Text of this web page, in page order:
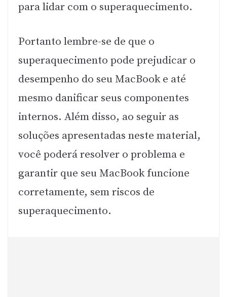
para lidar com o superaquecimento.
Portanto lembre-se de que o
superaquecimento pode prejudicar o
desempenho do seu MacBook e até
mesmo danificar seus componentes
internos. Além disso, ao seguir as
soluções apresentadas neste material,
você poderá resolver o problema e
garantir que seu MacBook funcione
corretamente, sem riscos de
superaquecimento.